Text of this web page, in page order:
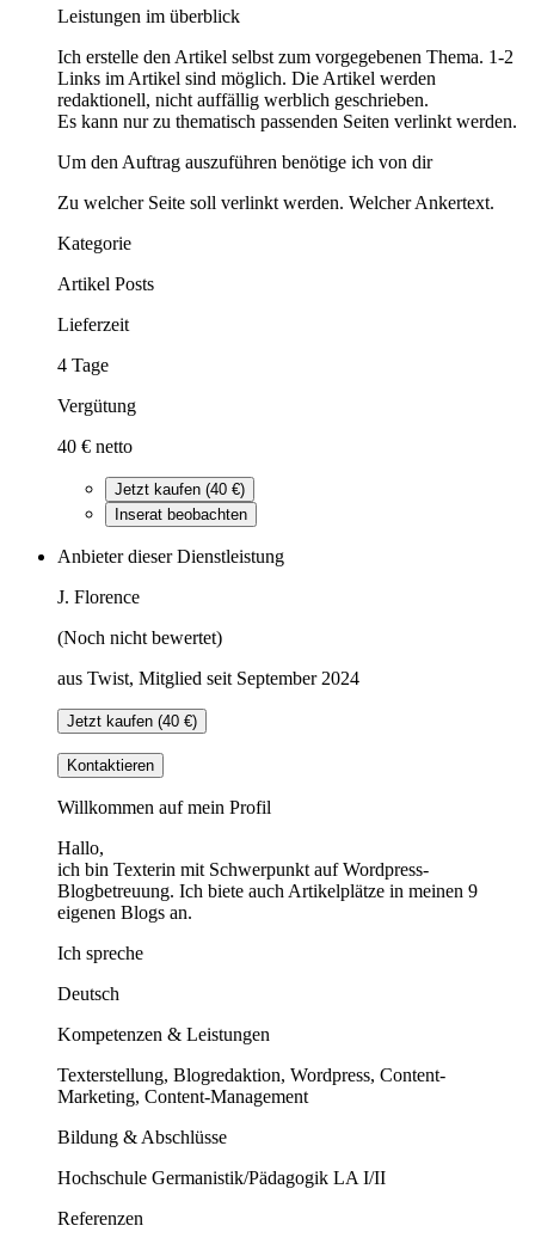
Leistungen im überblick
Ich erstelle den Artikel selbst zum vorgegebenen Thema. 1-2
Links im Artikel sind möglich. Die Artikel werden
redaktionell, nicht auffällig werblich geschrieben.
Es kann nur zu thematisch passenden Seiten verlinkt werden.
Um den Auftrag auszuführen benötige ich von dir
Zu welcher Seite soll verlinkt werden. Welcher Ankertext.
Kategorie
Artikel Posts
Lieferzeit
4 Tage
Vergütung
40 € netto
Jetzt kaufen (40 €)
Inserat beobachten
Anbieter dieser Dienstleistung
J. Florence
(Noch nicht bewertet)
aus Twist, Mitglied seit September 2024
Jetzt kaufen (40 €)
Kontaktieren
Willkommen auf mein Profil
Hallo,
ich bin Texterin mit Schwerpunkt auf Wordpress-
Blogbetreuung. Ich biete auch Artikelplätze in meinen 9
eigenen Blogs an.
Ich spreche
Deutsch
Kompetenzen & Leistungen
Texterstellung, Blogredaktion, Wordpress, Content-
Marketing, Content-Management
Bildung & Abschlüsse
Hochschule Germanistik/Pädagogik LA I/II
Referenzen